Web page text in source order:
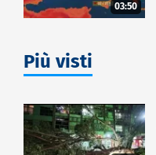
03:50
Più visti